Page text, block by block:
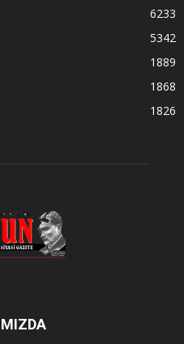
6233
5342
1889
1868
1826